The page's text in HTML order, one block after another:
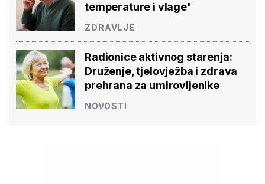
temperature i vlage'
ZDRAVLJE
Radionice aktivnog starenja:
Druženje, tjelovježba i zdrava
prehrana za umirovljenike
NOVOSTI